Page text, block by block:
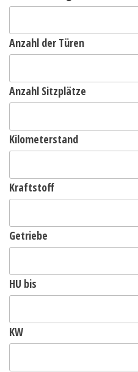
Anzahl der Türen
Anzahl Sitzplätze
Kilometerstand
Kraftstoff
Getriebe
HU bis
KW